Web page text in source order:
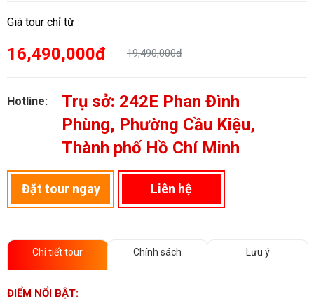
Giá tour chỉ từ
16,490,000đ 19,490,000đ
Hotline:
Trụ sở: 242E Phan Đình
Phùng, Phường Cầu Kiệu,
Thành phố Hồ Chí Minh
Đặt tour ngay Liên hệ
Chi tiết tour Chính sách Lưu ý
ĐIỂM NỔI BẬT: